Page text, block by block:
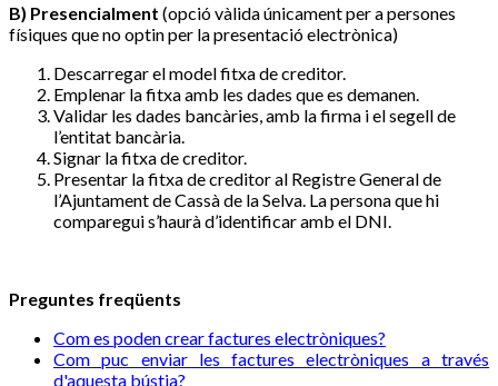
B) Presencialment (opció vàlida únicament per a persones
físiques que no optin per la presentació electrònica)
Descarregar el model fitxa de creditor.
Emplenar la fitxa amb les dades que es demanen.
Validar les dades bancàries, amb la firma i el segell de
l’entitat bancària.
Signar la fitxa de creditor.
Presentar la fitxa de creditor al Registre General de
l’Ajuntament de Cassà de la Selva. La persona que hi
comparegui s’haurà d’identificar amb el DNI.
Preguntes freqüents
Com es poden crear factures electròniques?
Com puc enviar les factures electròniques a través
d'aquesta bústia?